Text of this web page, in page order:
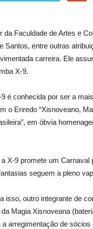
da Faculdade de Artes e
Santos, entre outras
carreira. Ele
X-9.
é conhecida por ser a
o Enredo “Xisnoveano,
em óbvia
X-9 promete um Carnaval
seguem a pleno
isso, outro integrante de
Magia Xisnoveana
arregimentação de